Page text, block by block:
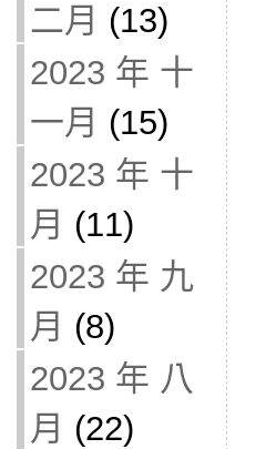
二月 (13)
2023 年 十
一月 (15)
2023 年 十
月 (11)
2023 年 九
月 (8)
2023 年 八
月 (22)